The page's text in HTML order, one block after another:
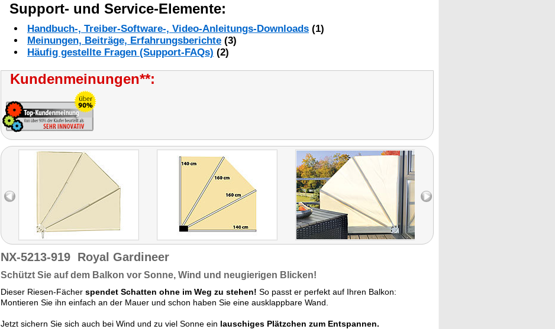
Support- und Service-Elemente:
Handbuch-, Treiber-Software-, Video-Anleitungs-Downloads (1)
Meinungen, Beiträge, Erfahrungsberichte (3)
Häufig gestellte Fragen (Support-FAQs) (2)
Kundenmeinungen**:
NX-5213-919 Royal Gardineer
Schützt Sie auf dem Balkon vor Sonne, Wind und neugierigen Blicken!
Dieser Riesen-Fächer spendet Schatten ohne im Weg zu stehen! So passt er perfekt auf Ihren Balkon:
Montieren Sie ihn einfach an der Mauer und schon haben Sie eine ausklappbare Wand.
Jetzt sichern Sie sich auch bei Wind und zu viel Sonne ein lauschiges Plätzchen zum Entspannen.